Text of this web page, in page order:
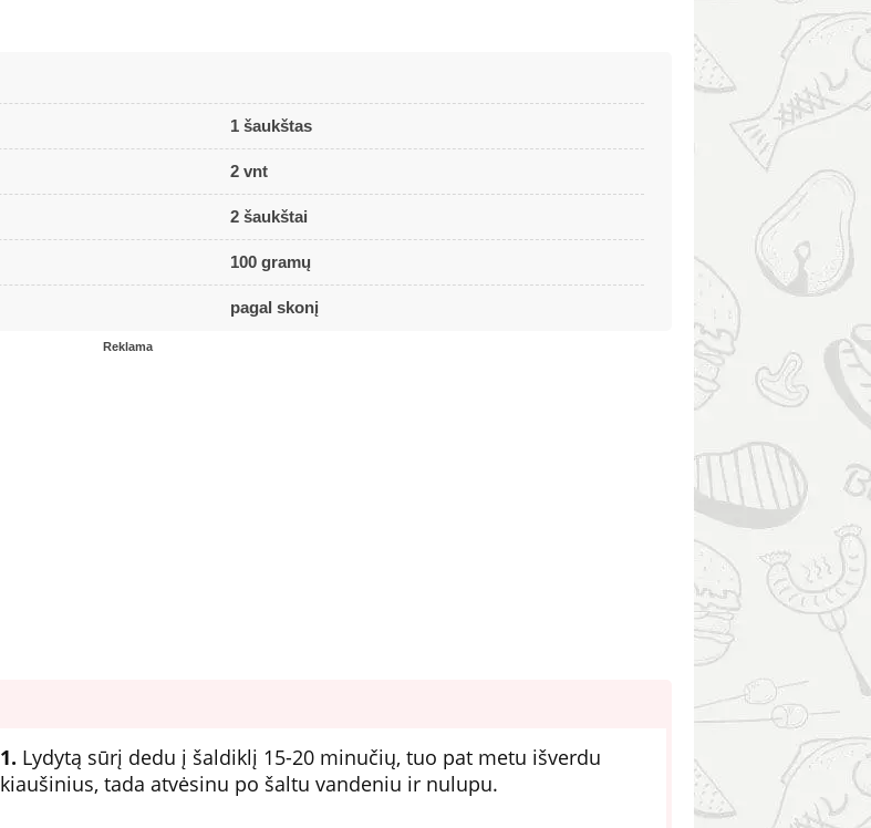
1 šaukštas
2 vnt
2 šaukštai
100 gramų
pagal skonį
Reklama
1. Lydytą sūrį dedu į šaldiklį 15-20 minučių, tuo pat metu išverdu
kiaušinius, tada atvėsinu po šaltu vandeniu ir nulupu.